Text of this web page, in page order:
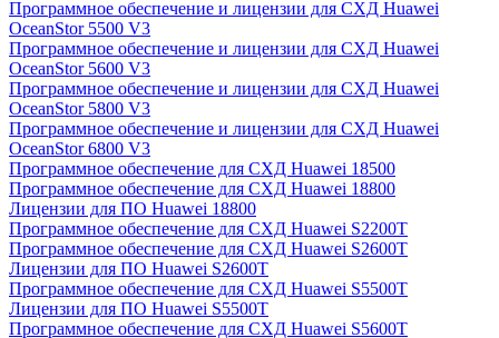
Программное обеспечение и лицензии для СХД Huawei
OceanStor 5500 V3
Программное обеспечение и лицензии для СХД Huawei
OceanStor 5600 V3
Программное обеспечение и лицензии для СХД Huawei
OceanStor 5800 V3
Программное обеспечение и лицензии для СХД Huawei
OceanStor 6800 V3
Программное обеспечение для СХД Huawei 18500
Программное обеспечение для СХД Huawei 18800
Лицензии для ПО Huawei 18800
Программное обеспечение для СХД Huawei S2200T
Программное обеспечение для СХД Huawei S2600T
Лицензии для ПО Huawei S2600T
Программное обеспечение для СХД Huawei S5500T
Лицензии для ПО Huawei S5500T
Программное обеспечение для СХД Huawei S5600T